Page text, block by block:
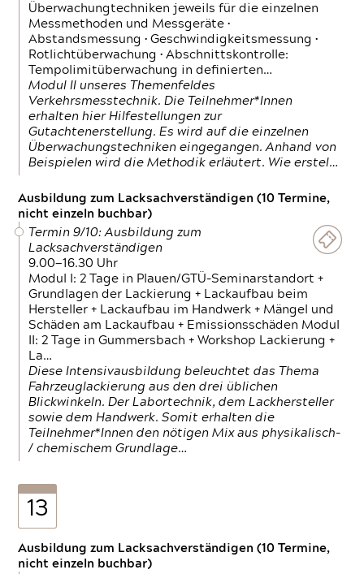
Überwachungtechniken jeweils für die einzelnen
Messmethoden und Messgeräte •
Abstandsmessung • Geschwindigkeitsmessung •
Rotlichtüberwachung • Abschnittskontrolle:
Tempolimitüberwachung in definierten…
Modul II unseres Themenfeldes
Verkehrsmesstechnik. Die Teilnehmer*Innen
erhalten hier Hilfestellungen zur
Gutachtenerstellung. Es wird auf die einzelnen
Überwachungstechniken eingegangen. Anhand von
Beispielen wird die Methodik erläutert. Wie erstel…
Ausbildung zum Lacksachverständigen (10 Termine,
nicht einzeln buchbar)
Termin 9/10: Ausbildung zum
Lacksachverständigen
9.00—16.30 Uhr
Modul I: 2 Tage in Plauen/GTÜ-Seminarstandort +
Grundlagen der Lackierung + Lackaufbau beim
Hersteller + Lackaufbau im Handwerk + Mängel und
Schäden am Lackaufbau + Emissionsschäden Modul
II: 2 Tage in Gummersbach + Workshop Lackierung +
La…
Diese Intensivausbildung beleuchtet das Thema
Fahrzeuglackierung aus den drei üblichen
Blickwinkeln. Der Labortechnik, dem Lackhersteller
sowie dem Handwerk. Somit erhalten die
Teilnehmer*Innen den nötigen Mix aus physikalisch-
/ chemischem Grundlage…
13
Ausbildung zum Lacksachverständigen (10 Termine,
nicht einzeln buchbar)